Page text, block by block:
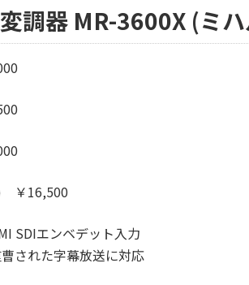
調器 MR-3600X (ミ
￥16,500
SDIエンベデット入力
された字幕放送に対応